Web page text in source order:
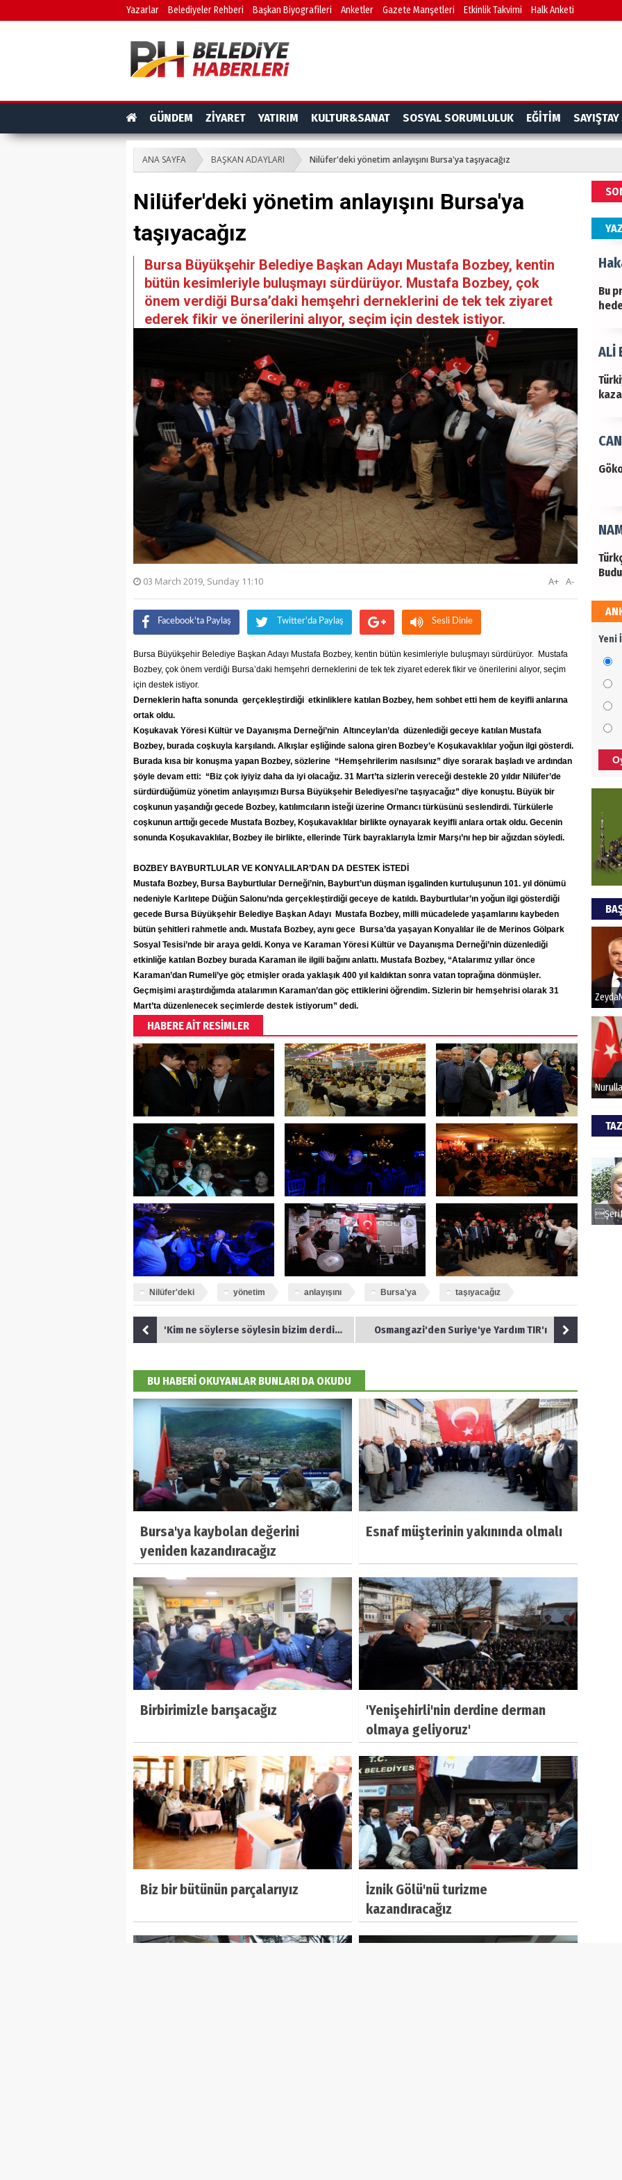
Yazarlar Belediyeler Rehberi Başkan Biyografileri Anketler Gazete Manşetleri Etkinlik Takvimi Halk Anketi
GÜNDEM ZİYARET YATIRIM KULTUR&SANAT SOSYAL SORUMLULUK EĞİTİM SAYIŞTAY
ANA SAYFA BAŞKAN ADAYLARI Nilüfer'deki yönetim anlayışını Bursa'ya taşıyacağız
Nilüfer'deki yönetim anlayışını Bursa'ya
taşıyacağız
Bursa Büyükşehir Belediye Başkan Adayı Mustafa Bozbey, kentin
bütün kesimleriyle buluşmayı sürdürüyor. Mustafa Bozbey, çok
önem verdiği Bursa’daki hemşehri derneklerini de tek tek ziyaret
ederek fikir ve önerilerini alıyor, seçim için destek istiyor.
03 March 2019, Sunday 11:10 A-
A+
Facebook'ta Paylaş Twitter'da Paylaş Sesli Dinle
Bursa Büyükşehir Belediye Başkan Adayı Mustafa Bozbey, kentin bütün kesimleriyle buluşmayı sürdürüyor. Mustafa
Bozbey, çok önem verdiği Bursa’daki hemşehri derneklerini de tek tek ziyaret ederek fikir ve önerilerini alıyor, seçim
için destek istiyor.
Derneklerin hafta sonunda gerçekleştirdiği etkinliklere katılan Bozbey, hem sohbet etti hem de keyifli anlarına
ortak oldu.
Koşukavak Yöresi Kültür ve Dayanışma Derneği’nin Altınceylan’da düzenlediği geceye katılan Mustafa
Bozbey, burada coşkuyla karşılandı. Alkışlar eşliğinde salona giren Bozbey’e Koşukavaklılar yoğun ilgi gösterdi.
Burada kısa bir konuşma yapan Bozbey, sözlerine “Hemşehrilerim nasılsınız” diye sorarak başladı ve ardından
şöyle devam etti: “Biz çok iyiyiz daha da iyi olacağız. 31 Mart’ta sizlerin vereceği destekle 20 yıldır Nilüfer’de
sürdürdüğümüz yönetim anlayışımızı Bursa Büyükşehir Belediyesi’ne taşıyacağız” diye konuştu. Büyük bir
coşkunun yaşandığı gecede Bozbey, katılımcıların isteği üzerine Ormancı türküsünü seslendirdi. Türkülerle
coşkunun arttığı gecede Mustafa Bozbey, Koşukavaklılar birlikte oynayarak keyifli anlara ortak oldu. Gecenin
sonunda Koşukavaklılar, Bozbey ile birlikte, ellerinde Türk bayraklarıyla İzmir Marşı’nı hep bir ağızdan söyledi.
BOZBEY BAYBURTLULAR VE KONYALILAR’DAN DA DESTEK İSTEDİ
Mustafa Bozbey, Bursa Bayburtlular Derneği’nin, Bayburt’un düşman işgalinden kurtuluşunun 101. yıl dönümü
nedeniyle Karlıtepe Düğün Salonu’nda gerçekleştirdiği geceye de katıldı. Bayburtlular’ın yoğun ilgi gösterdiği
gecede Bursa Büyükşehir Belediye Başkan Adayı Mustafa Bozbey, milli mücadelede yaşamlarını kaybeden
bütün şehitleri rahmetle andı. Mustafa Bozbey, aynı gece Bursa’da yaşayan Konyalılar ile de Merinos Gölpark
Sosyal Tesisi’nde bir araya geldi. Konya ve Karaman Yöresi Kültür ve Dayanışma Derneği’nin düzenlediği
etkinliğe katılan Bozbey burada Karaman ile ilgili bağını anlattı. Mustafa Bozbey, “Atalarımız yıllar önce
Karaman’dan Rumeli’ye göç etmişler orada yaklaşık 400 yıl kaldıktan sonra vatan toprağına dönmüşler.
Geçmişimi araştırdığımda atalarımın Karaman’dan göç ettiklerini öğrendim. Sizlerin bir hemşehrisi olarak 31
Mart’ta düzenlenecek seçimlerde destek istiyorum” dedi.
HABERE AİT RESİMLER
Nilüfer'deki yönetim anlayışını Bursa'ya taşıyacağız
'Kim ne söylerse söylesin bizim derdimiz Bursa' Osmangazi'den Suriye'ye Yardım TIR'ı
BU HABERİ OKUYANLAR BUNLARI DA OKUDU
Bursa'ya kaybolan değerini
yeniden kazandıracağız
Esnaf müşterinin yakınında olmalı
Birbirimizle barışacağız
'Yenişehirli'nin derdine derman
olmaya geliyoruz'
Biz bir bütünün parçalarıyız
İznik Gölü'nü turizme
kazandıracağız
Bu
ALİ
Bu
Yeni